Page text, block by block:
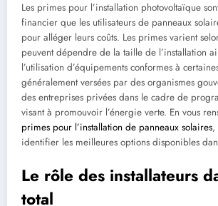
Les primes pour l’installation photovoltaïque
financier que les utilisateurs de panneaux
pour alléger leurs coûts. Les primes varient
peuvent dépendre de la taille de l’installation
l’utilisation d’équipements conformes à
généralement versées par des organismes
des entreprises privées dans le cadre de
visant à promouvoir l’énergie verte. En vous
primes pour l’installation de panneaux solaires,
identifier les meilleures options disponibles
Le rôle des installateurs
total